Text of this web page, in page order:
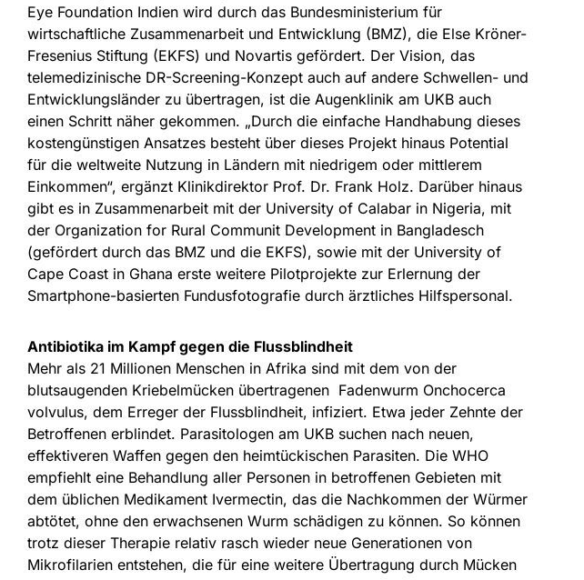
Eye Foundation Indien wird durch das Bundesministerium für
wirtschaftliche Zusammenarbeit und Entwicklung (BMZ), die Else Kröner-
Fresenius Stiftung (EKFS) und Novartis gefördert. Der Vision, das
telemedizinische DR-Screening-Konzept auch auf andere Schwellen- und
Entwicklungsländer zu übertragen, ist die Augenklinik am UKB auch
einen Schritt näher gekommen. „Durch die einfache Handhabung dieses
kostengünstigen Ansatzes besteht über dieses Projekt hinaus Potential
für die weltweite Nutzung in Ländern mit niedrigem oder mittlerem
Einkommen“, ergänzt Klinikdirektor Prof. Dr. Frank Holz. Darüber hinaus
gibt es in Zusammenarbeit mit der University of Calabar in Nigeria, mit
der Organization for Rural Communit Development in Bangladesch
(gefördert durch das BMZ und die EKFS), sowie mit der University of
Cape Coast in Ghana erste weitere Pilotprojekte zur Erlernung der
Smartphone-basierten Fundusfotografie durch ärztliches Hilfspersonal.
Antibiotika im Kampf gegen die Flussblindheit
Mehr als 21 Millionen Menschen in Afrika sind mit dem von der
blutsaugenden Kriebelmücken übertragenen Fadenwurm Onchocerca
volvulus, dem Erreger der Flussblindheit, infiziert. Etwa jeder Zehnte der
Betroffenen erblindet. Parasitologen am UKB suchen nach neuen,
effektiveren Waffen gegen den heimtückischen Parasiten. Die WHO
empfiehlt eine Behandlung aller Personen in betroffenen Gebieten mit
dem üblichen Medikament Ivermectin, das die Nachkommen der Würmer
abtötet, ohne den erwachsenen Wurm schädigen zu können. So können
trotz dieser Therapie relativ rasch wieder neue Generationen von
Mikrofilarien entstehen, die für eine weitere Übertragung durch Mücken